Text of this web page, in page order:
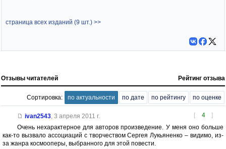
страница всех изданий (9 шт.) >>
Отзывы читателей Рейтинг отзыва
Сортировка: по актуальности по дате по рейтингу по оценке
[ 4 ]
ivan2543, 3 апреля 2011 г.
Очень нехарактерное для авторов произведение. У меня оно больше
как-то вызвало ассоциаций с творчеством Сергея Лукьяненко – видимо, из-
за жанра космооперы, выбранного для этой повести.